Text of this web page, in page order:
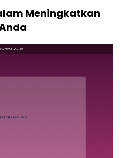
Meningkatkan